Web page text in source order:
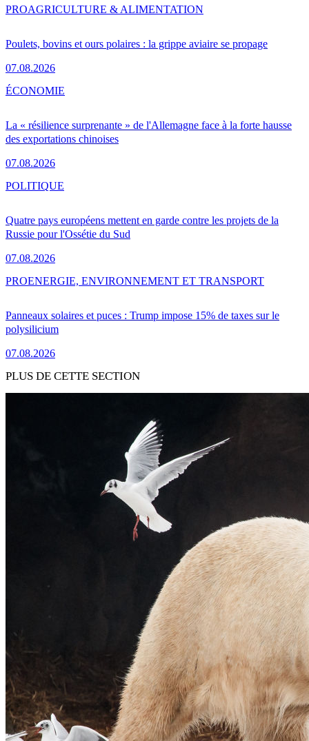
Poulets, bovins et ours polaires : la grippe aviaire se propage
07.08.2026
PROAGRICULTURE & ALIMENTATION
La « résilience surprenante » de l'Allemagne face à la forte hausse
des exportations chinoises
07.08.2026
ÉCONOMIE
Quatre pays européens mettent en garde contre les projets de la
Russie pour l'Ossétie du Sud
07.08.2026
POLITIQUE
Panneaux solaires et puces : Trump impose 15% de taxes sur le
polysilicium
07.08.2026
PROENERGIE, ENVIRONNEMENT ET TRANSPORT
PLUS DE CETTE SECTION